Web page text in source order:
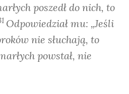
poszedł do nich, to
Odpowiedział mu: „Jeśli
nie słuchają, to
powstał, nie